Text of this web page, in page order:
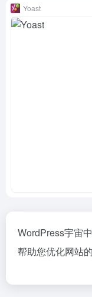
Yoast
WordPress宇宙
帮助您优化网站